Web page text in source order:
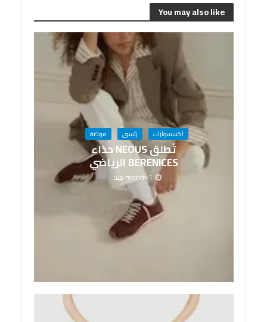
You may also like
اكسسوارات رئيسى موضة
تُطلق NEOUS حذاء
BERENICES الرياضي
1 month منذ